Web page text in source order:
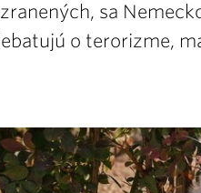
sa
o terorizme,